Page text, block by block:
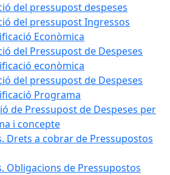
del pressupost despeses
del pressupost Ingressos
Econòmica
del Pressupost de Despeses
econòmica
del pressupost de Despeses
Programa
de Pressupost de Despeses per
i concepte
Drets a cobrar de Pressupostos
Obligacions de Pressupostos